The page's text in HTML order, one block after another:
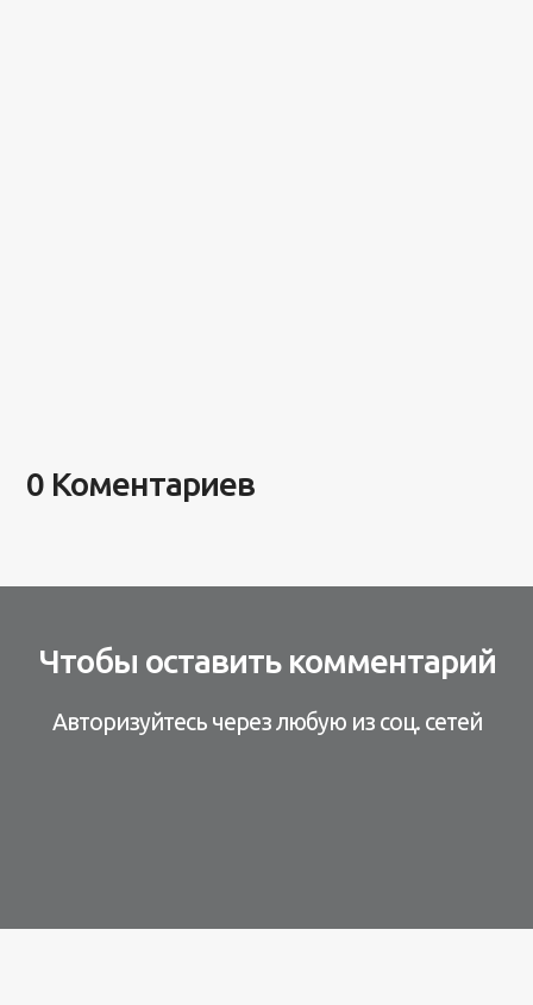
0 Коментариев
Чтобы оставить комментарий
Авторизуйтесь через любую из соц. сетей